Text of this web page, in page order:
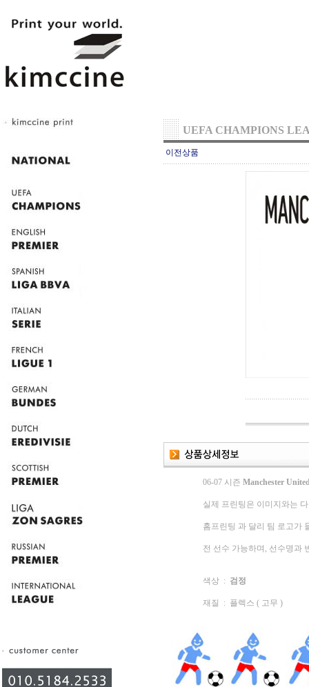
UEFA CHAMPIONS
이전상품
06-07 시즌 Manchester
실제 프린팅은 이미지와는
홈프린팅 과 달리 팀 로고가
전 선수 가능하며, 선수명과
색상 : 검정
재질 : 플렉스 ( 고무 )